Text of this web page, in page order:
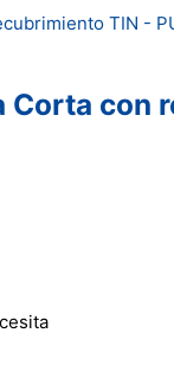
con